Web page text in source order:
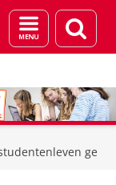
Menu
en